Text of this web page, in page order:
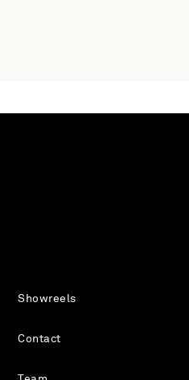
Showreels
Contact